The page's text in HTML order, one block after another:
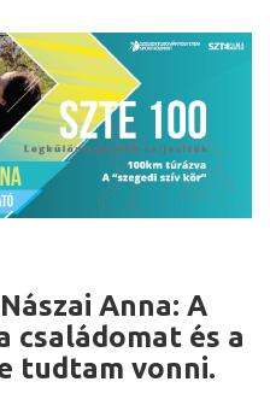
Anna: A
családomat és a
tudtam vonni.